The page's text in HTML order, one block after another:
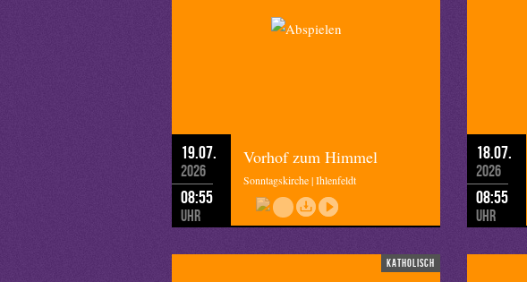
19.07.
2026
08:55
Uhr
Vorhof zum Himmel
Sonntagskirche | Ihlenfeldt
18.07.
2026
08:55
Uhr
katholisch